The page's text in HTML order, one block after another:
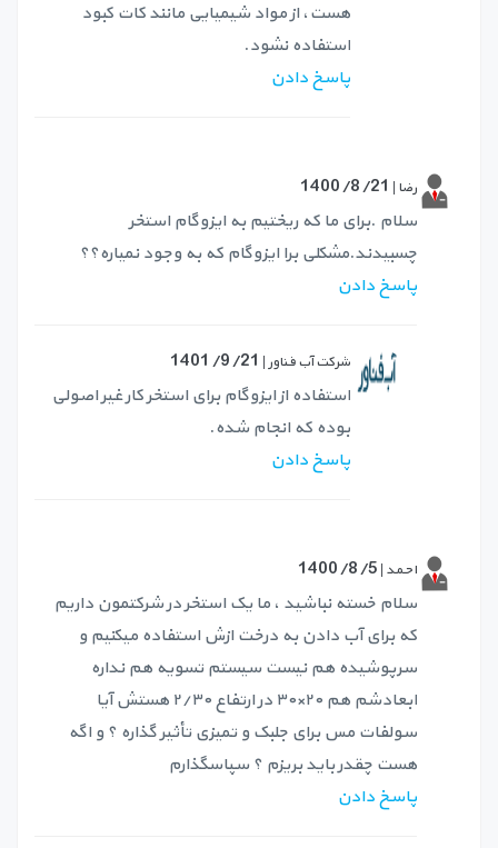
هست، از مواد شیمیایی مانند کات کبود
استفاده نشود.
پاسخ دادن
رضا | 1400/8/21
سلام .برای ما که ریختیم به ایزوگام استخر
چسبیدند.مشکلی برا ایزوگام که به وجود نمیاره؟؟
پاسخ دادن
شرکت آب فناور | 1401/9/21
استفاده از ایزوگام برای استخر کار غیر اصولی
بوده که انجام شده.
پاسخ دادن
احمد | 1400/8/5
سلام خسته نباشید ، ما یک استخر در شرکتمون داریم
که برای آب دادن به درخت ازش استفاده میکنیم و
سرپوشیده هم نیست سیستم تسویه هم نداره
ابعادشم هم ۲۰×۳۰ در ارتفاع ۲/۳۰ هستش آیا
سولفات مس برای جلبک و تمیزی تأثیر گذاره ؟ و اگه
هست چقدر باید بریزم ؟ سپاسگذارم
پاسخ دادن